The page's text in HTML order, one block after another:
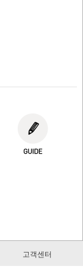
고객센터